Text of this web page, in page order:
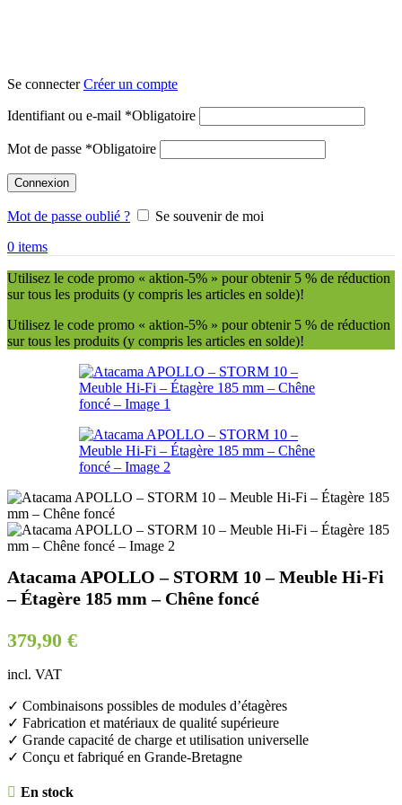
Se connecterCréer un compte
Identifiant ou e-mail *Obligatoire
Mot de passe *Obligatoire
Connexion
Mot de passe oublié ?
Se souvenir de moi
0 items
Utilisez le code promo « aktion-5% » pour obtenir 5 % de réduction
sur tous les produits (y compris les articles en solde)!
Utilisez le code promo « aktion-5% » pour obtenir 5 % de réduction
sur tous les produits (y compris les articles en solde)!
Atacama APOLLO – STORM 10 – Meuble Hi-Fi
– Étagère 185 mm – Chêne foncé
379,90 €
incl. VAT
✓ Combinaisons possibles de modules d’étagères
✓ Fabrication et matériaux de qualité supérieure
✓ Grande capacité de charge et utilisation universelle
✓ Conçu et fabriqué en Grande-Bretagne
En stock